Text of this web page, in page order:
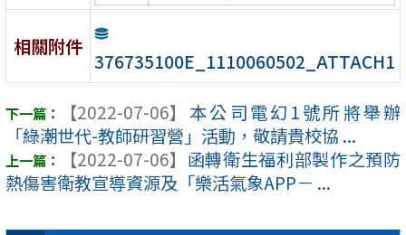
相關附件
376735100E_1110060502_ATTACH1
【2022-07-06】
本公司電幻1號所將舉辦
「綠潮世代-教師研習營」活動，敬請貴校協 ...
【2022-07-06】 函轉衛生福利部製作之預防
熱傷害衛教宣導資源及「樂活氣象APP－ ...